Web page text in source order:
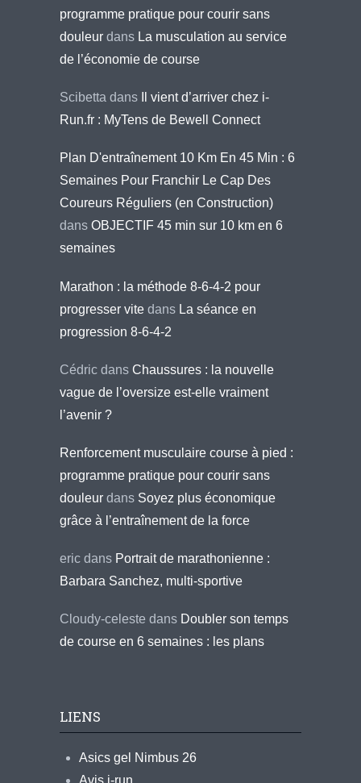
programme pratique pour courir sans
douleur dans La musculation au service
de l’économie de course
Scibetta dans
Il vient d’arriver chez i-
Run.fr : MyTens de Bewell Connect
Plan D'entraînement 10 Km En 45 Min : 6
Semaines Pour Franchir Le Cap Des
Coureurs Réguliers (en Construction)
dans OBJECTIF 45 min sur 10 km en 6
semaines
Marathon : la méthode 8-6-4-2 pour
progresser vite dans La séance en
progression 8-6-4-2
Cédric dans Chaussures : la nouvelle
vague de l’oversize est-elle vraiment
l’avenir ?
Renforcement musculaire course à pied :
programme pratique pour courir sans
douleur dans Soyez plus économique
grâce à l’entraînement de la force
eric dans Portrait de marathonienne :
Barbara Sanchez, multi-sportive
Cloudy-celeste dans Doubler son temps
de course en 6 semaines : les plans
LIENS
Asics gel Nimbus 26
Avis i-run